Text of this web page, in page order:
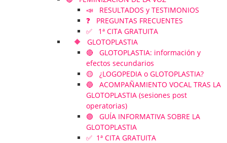
📣 RESULTADOS y TESTIMONIOS
❓ PREGUNTAS FRECUENTES
✅ 1ª CITA GRATUITA
🔶 GLOTOPLASTIA
🔴 GLOTOPLASTIA: información y
efectos secundarios
🟡 ¿LOGOPEDIA o GLOTOPLASTIA?
🔵 ACOMPAÑAMIENTO VOCAL TRAS LA
GLOTOPLASTIA (sesiones post
operatorias)
🟣 GUÍA INFORMATIVA SOBRE LA
GLOTOPLASTIA
✅ 1ª CITA GRATUITA